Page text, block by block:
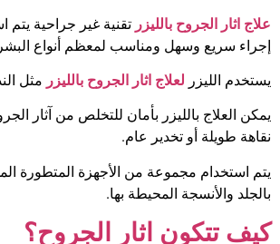
علاج اثار الجروح بالليزر تقنية غير جراحية يتم
إجراء سريع وسهل ومناسب لمعظم أنواع
يستخدم الليزر لعلاج اثار الجروح بالليزر مثل
يمكن العلاج بالليزر بأمان للتخلص من آثار
نقاهة طويلة أو تخدير عام.
يتم استخدام مجموعة من الأجهزة المتطورة
بالجلد والأنسجة المحيطة بها.
كيف تتكون اثار الجروح؟